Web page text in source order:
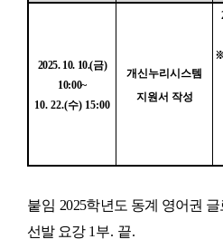
2025. 10. 10.(금)
10:00~
10. 22.(수) 15:00
개신누리시스템
지원서 작성
붙임 2025학년도 동계 영어권
선발 요강 1 부. 끝.